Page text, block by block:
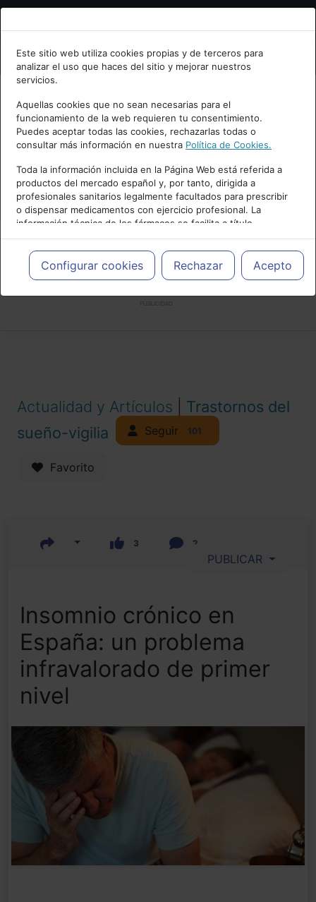
Bienvenid@ a psiquiatria.com
Escribe tu Email
Accede o regístrate con tu email.
Cancelar
Este sitio web utiliza cookies propias y de terceros para
analizar el uso que haces del sitio y mejorar nuestros
servicios.
Aquellas cookies que no sean necesarias para el
funcionamiento de la web requieren tu consentimiento.
Puedes aceptar todas las cookies, rechazarlas todas o
consultar más información en nuestra Política de Cookies.
Toda la información incluida en la Página Web está referida a
productos del mercado español y, por tanto, dirigida a
profesionales sanitarios legalmente facultados para prescribir
o dispensar medicamentos con ejercicio profesional. La
información técnica de los fármacos se facilita a título
meramente informativo, siendo responsabilidad de los
profesionales facultados prescribir medicamentos y decidir, en
cada caso concreto, el tratamiento más adecuado a las
necesidades del paciente.
Configurar cookies Rechazar Acepto
Actualidad y Artículos
Trastornos del
sueño-vigilia
Seguir 101
Favorito
3 2
PUBLICAR
Insomnio crónico en
España: un problema
infravalorado de primer
nivel